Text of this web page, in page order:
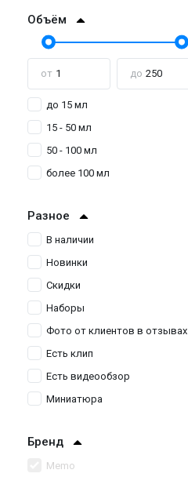
Объём
от до
до 15 мл
15 - 50 мл
50 - 100 мл
более 100 мл
Разное
В наличии
Новинки
Скидки
Наборы
Фото от клиентов в отзывах
Есть клип
Есть видеообзор
Миниатюра
Бренд
Memo